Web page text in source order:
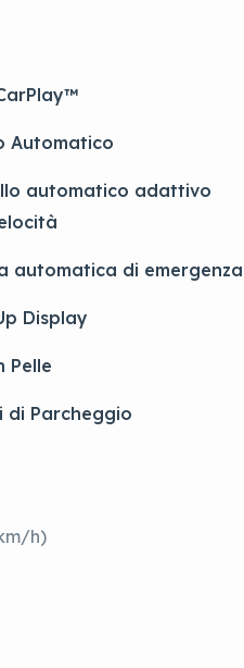
Automatico
automatico adattivo
automatica di emergenza
Display
Pelle
di Parcheggio
h)